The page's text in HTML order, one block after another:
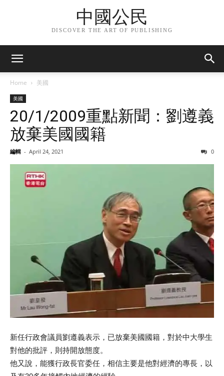
中國公民
DISCOVER THE ART OF PUBLISHING
Home 美國
美國
20/1/2009重點新聞：劉遵義
放棄美國國籍
編輯 - April 24, 2021 0
新任行政會議員劉遵義表示，已放棄美國國籍，對於中大學生
對他的批評，則持開放態度。
他又說，能獲行政長官委任，相信主要是他對經濟的專長，以